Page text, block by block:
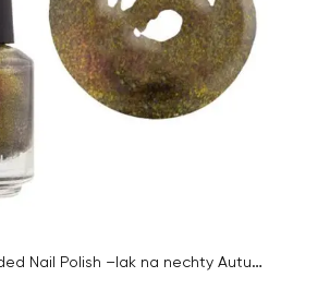
UpTo X Extended Nail Polish –lak na nechty Autumn Night 43, 9 ml